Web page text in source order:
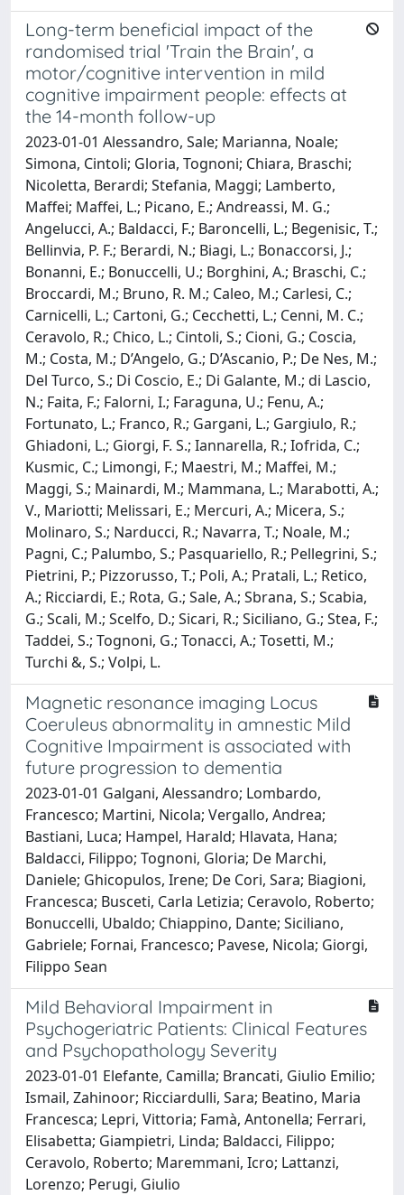
Long-term beneficial impact of the
randomised trial 'Train the Brain', a
motor/cognitive intervention in mild
cognitive impairment people: effects at
the 14-month follow-up
2023-01-01 Alessandro, Sale; Marianna, Noale;
Simona, Cintoli; Gloria, Tognoni; Chiara, Braschi;
Nicoletta, Berardi; Stefania, Maggi; Lamberto,
Maffei; Maffei, L.; Picano, E.; Andreassi, M. G.;
Angelucci, A.; Baldacci, F.; Baroncelli, L.; Begenisic, T.;
Bellinvia, P. F.; Berardi, N.; Biagi, L.; Bonaccorsi, J.;
Bonanni, E.; Bonuccelli, U.; Borghini, A.; Braschi, C.;
Broccardi, M.; Bruno, R. M.; Caleo, M.; Carlesi, C.;
Carnicelli, L.; Cartoni, G.; Cecchetti, L.; Cenni, M. C.;
Ceravolo, R.; Chico, L.; Cintoli, S.; Cioni, G.; Coscia,
M.; Costa, M.; D’Angelo, G.; D’Ascanio, P.; De Nes, M.;
Del Turco, S.; Di Coscio, E.; Di Galante, M.; di Lascio,
N.; Faita, F.; Falorni, I.; Faraguna, U.; Fenu, A.;
Fortunato, L.; Franco, R.; Gargani, L.; Gargiulo, R.;
Ghiadoni, L.; Giorgi, F. S.; Iannarella, R.; Iofrida, C.;
Kusmic, C.; Limongi, F.; Maestri, M.; Maffei, M.;
Maggi, S.; Mainardi, M.; Mammana, L.; Marabotti, A.;
V., Mariotti; Melissari, E.; Mercuri, A.; Micera, S.;
Molinaro, S.; Narducci, R.; Navarra, T.; Noale, M.;
Pagni, C.; Palumbo, S.; Pasquariello, R.; Pellegrini, S.;
Pietrini, P.; Pizzorusso, T.; Poli, A.; Pratali, L.; Retico,
A.; Ricciardi, E.; Rota, G.; Sale, A.; Sbrana, S.; Scabia,
G.; Scali, M.; Scelfo, D.; Sicari, R.; Siciliano, G.; Stea, F.;
Taddei, S.; Tognoni, G.; Tonacci, A.; Tosetti, M.;
Turchi &, S.; Volpi, L.
Magnetic resonance imaging Locus
Coeruleus abnormality in amnestic Mild
Cognitive Impairment is associated with
future progression to dementia
2023-01-01 Galgani, Alessandro; Lombardo,
Francesco; Martini, Nicola; Vergallo, Andrea;
Bastiani, Luca; Hampel, Harald; Hlavata, Hana;
Baldacci, Filippo; Tognoni, Gloria; De Marchi,
Daniele; Ghicopulos, Irene; De Cori, Sara; Biagioni,
Francesca; Busceti, Carla Letizia; Ceravolo, Roberto;
Bonuccelli, Ubaldo; Chiappino, Dante; Siciliano,
Gabriele; Fornai, Francesco; Pavese, Nicola; Giorgi,
Filippo Sean
Mild Behavioral Impairment in
Psychogeriatric Patients: Clinical Features
and Psychopathology Severity
2023-01-01 Elefante, Camilla; Brancati, Giulio Emilio;
Ismail, Zahinoor; Ricciardulli, Sara; Beatino, Maria
Francesca; Lepri, Vittoria; Famà, Antonella; Ferrari,
Elisabetta; Giampietri, Linda; Baldacci, Filippo;
Ceravolo, Roberto; Maremmani, Icro; Lattanzi,
Lorenzo; Perugi, Giulio